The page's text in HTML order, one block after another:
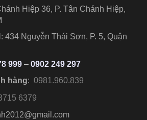
Hiệp 36, P. Tân Chánh Hiệp,
:434 Nguyễn Thái Sơn, P. 5, Quận
999 –0902 249 297
hàng: 0981.960.839
6379